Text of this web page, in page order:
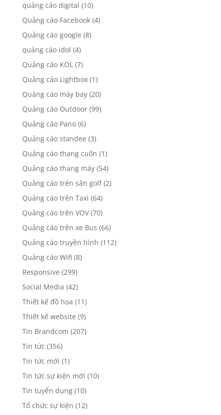
quảng cáo digital (10)
Quảng cáo Facebook(4)
Quảng cáo google (8)
quảng cáo idol (4)
Quảng cáo KOL(7)
Quảng cáo Lightbox(1)
Quảng cáo máy bay(20)
Quảng cáo Outdoor(99)
Quảng cáo Pano(6)
Quảng cáo standee (3)
Quảng cáo thang cuốn (1)
Quảng cáo thang máy(54)
Quảng cáo trên sân golf(2)
Quảng cáo trên Taxi (64)
Quảng cáo trên VOV(70)
Quảng cáo trên xe Bus (66)
Quảng cáo truyền hình (112)
Quảng cáo Wifi (8)
Responsive (299)
Social Media (42)
Thiết kế đồ họa (11)
Thiết kế website (9)
Tin Brandcom (207)
Tin tức (356)
Tin tức mới (1)
Tin tức sự kiện mới (10)
Tin tuyển dụng(10)
Tổ chức sự kiện (12)